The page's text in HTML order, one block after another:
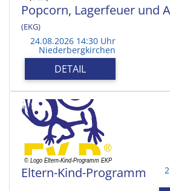
Popcorn, Lagerfeuer und
(EKG)
24.08.2026 14:30 Uhr
Niederbergkirchen
DETAIL
Eltern-Kind-Programm